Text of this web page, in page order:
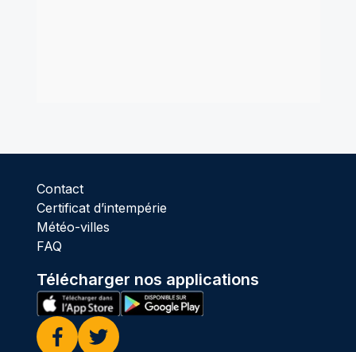
Contact
Certificat d’intempérie
Météo-villes
FAQ
Télécharger nos applications